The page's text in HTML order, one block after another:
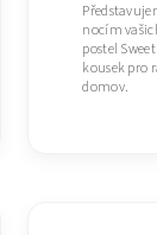
nocím
postel
kousek pro
domov.